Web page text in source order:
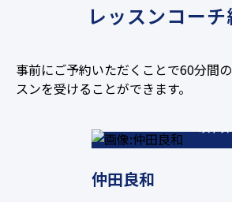
レッスンコー
事前にご予約いただくことで60分間
スンを受けることができます。
仲田良和